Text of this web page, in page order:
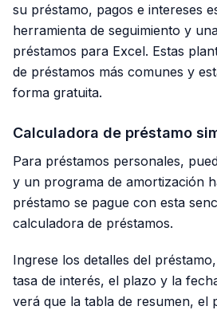
su préstamo, pagos e intereses
herramienta de seguimiento y
préstamos para Excel. Estas
de préstamos más comunes y
forma gratuita.
Calculadora de préstamo
Para préstamos personales,
y un programa de amortización
préstamo se pague con esta
calculadora de préstamos.
Ingrese los detalles del
tasa de interés, el plazo y la
verá que la tabla de resumen, el